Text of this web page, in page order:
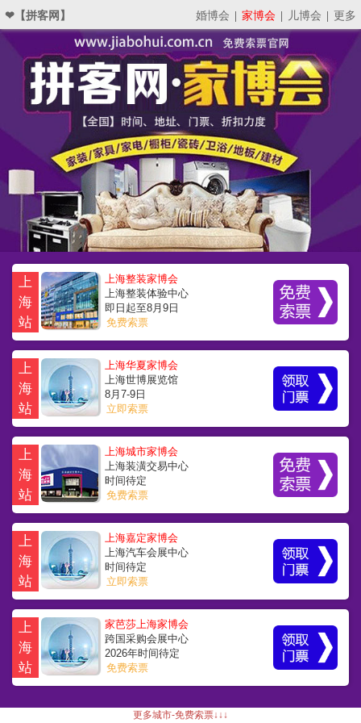
❤【拼客网】 婚博会 | 家博会 | 儿博会 | 更多
上
海
站
上海整装家博会
上海整装体验中心
即日起至8月9日
免费索票
上
海
站
上海华夏家博会
上海世博展览馆
8月7-9日
立即索票
上
海
站
上海城市家博会
上海装潢交易中心
时间待定
免费索票
上
海
站
上海嘉定家博会
上海汽车会展中心
时间待定
立即索票
上
海
站
家芭莎上海家博会
跨国采购会展中心
2026年时间待定
免费索票
更多城市-免费索票↓↓↓